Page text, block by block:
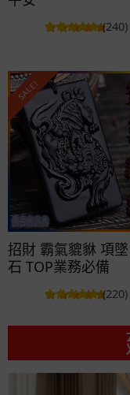
(240)
SALE!
招財 霸氣貔貅 項
石 TOP業務必備
(220)